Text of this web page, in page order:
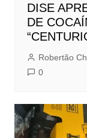
DISE
DE
Robertão
0